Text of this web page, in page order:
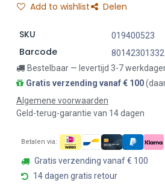
Add to wishlist Delen
SKU 019400523
Barcode
Bestelbaar — levertijd 3-7
Gratis verzending vanaf € 100
Algemene voorwaarden
Geld-terug-garantie van 14 dagen
Betalen via:
Gratis verzending vanaf € 100
14 dagen gratis retour